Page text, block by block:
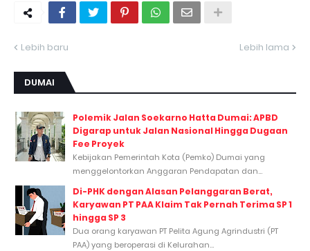
Lebih baru Lebih lama
DUMAI
Polemik Jalan Soekarno Hatta Dumai: APBD
Digarap untuk Jalan Nasional Hingga Dugaan
Fee Proyek
Kebijakan Pemerintah Kota (Pemko) Dumai yang
menggelontorkan Anggaran Pendapatan dan...
Di-PHK dengan Alasan Pelanggaran Berat,
Karyawan PT PAA Klaim Tak Pernah Terima SP 1
hingga SP 3
Dua orang karyawan PT Pelita Agung Agrindustri (PT
PAA) yang beroperasi di Kelurahan...